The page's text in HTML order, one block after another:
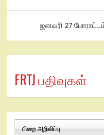
ஜனவரி 27
FRTJ பதிவுகள்
பிறை அறிவிப்பு